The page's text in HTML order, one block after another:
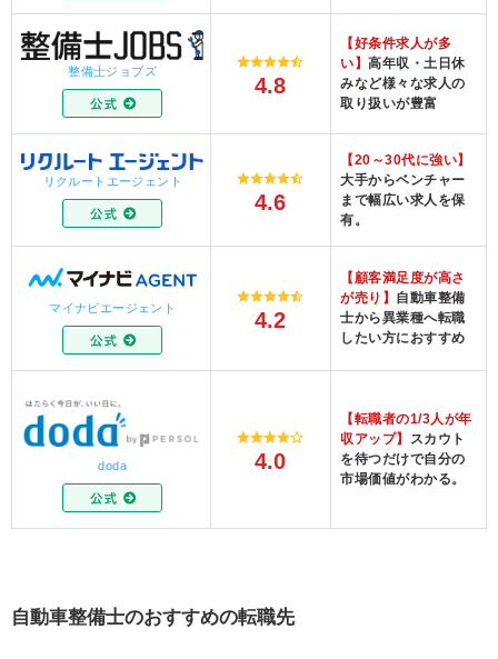
整備士ジョブズ
4.8
【好条件求人が多
い】高年収・土日休
みなど様々な求人の
取り扱いが豊富
リクルートエージェント
4.6
【20～30代に強い】
大手からベンチャー
まで幅広い求人を保
有。
マイナビエージェント
4.2
【顧客満足度が高さ
が売り】 自動車整備
士から異業種へ転職
したい方におすすめ
doda 4.0
【転職者の1/3人が年
収アップ】 スカウト
を待つだけで自分の
市場価値がわかる。
自動車整備士のおすすめの転職先